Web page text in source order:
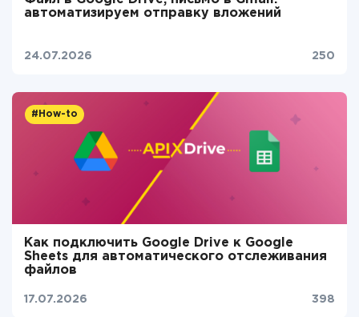
автоматизируем отправку вложений
24.07.2026 250
#How-to
Как подключить Google Drive к Google
Sheets для автоматического отслеживания
файлов
17.07.2026 398